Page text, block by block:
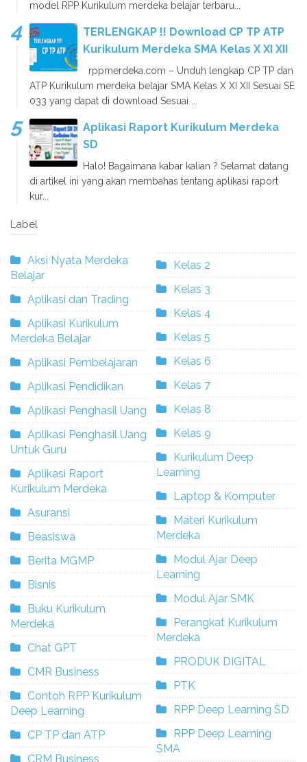
model RPP Kurikulum merdeka belajar terbaru...
TERLENGKAP !! Download CP TP ATP
Kurikulum Merdeka SMA Kelas X XI XII
rppmerdeka.com – Unduh lengkap CP TP dan
ATP Kurikulum merdeka belajar SMA Kelas X XI XII Sesuai SE
033 yang dapat di download Sesuai ...
Aplikasi Raport Kurikulum Merdeka
SD
Halo! Bagaimana kabar kalian ? Selamat datang
di artikel ini yang akan membahas tentang aplikasi raport
kur...
Label
Aksi Nyata Merdeka
Belajar
Aplikasi dan Trading
Aplikasi Kurikulum
Merdeka Belajar
Aplikasi Pembelajaran
Aplikasi Pendidikan
Aplikasi Penghasil Uang
Aplikasi Penghasil Uang
Untuk Guru
Aplikasi Raport
Kurikulum Merdeka
Asuransi
Beasiswa
Berita MGMP
Bisnis
Buku Kurikulum
Merdeka
Chat GPT
CMR Business
Contoh RPP Kurikulum
Deep Learning
CP TP dan ATP
CRM Business
Kelas 2
Kelas 3
Kelas 4
Kelas 5
Kelas 6
Kelas 7
Kelas 8
Kelas 9
Kurikulum Deep
Learning
Laptop & Komputer
Materi Kurikulum
Merdeka
Modul Ajar Deep
Learning
Modul Ajar SMK
Perangkat Kurikulum
Merdeka
PRODUK DIGITAL
PTK
RPP Deep Learning SD
RPP Deep Learning
SMA